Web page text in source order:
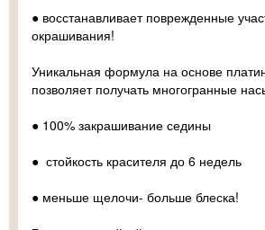
● восстанавливает поврежденные
окрашивания!
Уникальная формула на основе
позволяет получать многогранные
● 100% закрашивание седины
● стойкость красителя до 6 недель
● меньше щелочи- больше блеска!